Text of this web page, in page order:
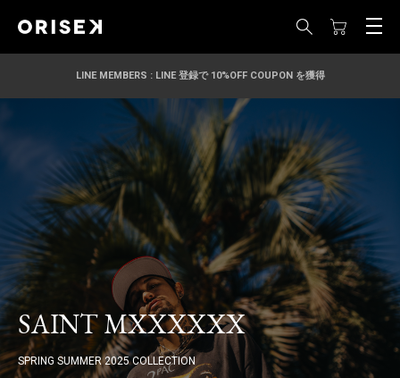
LINE MEMBERS : LINE 登録で 10%OFF COUPON を獲得
SAINT MXXXXXX
SPRING SUMMER 2025 COLLECTION